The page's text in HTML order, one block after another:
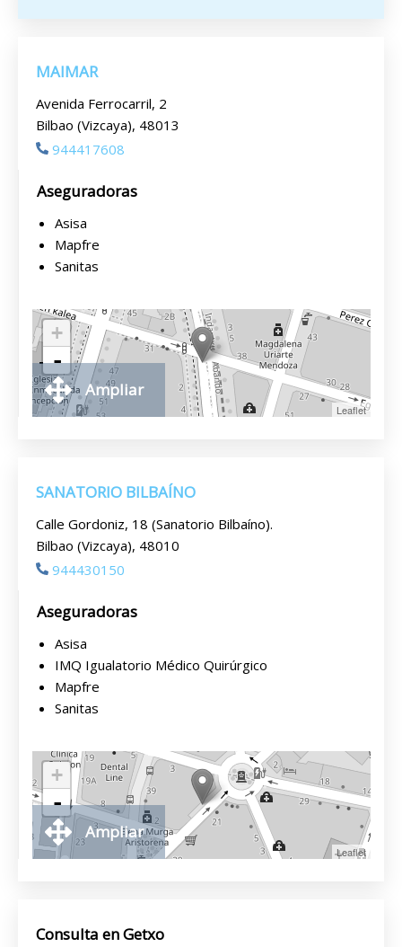
MAIMAR
Avenida Ferrocarril, 2
Bilbao (Vizcaya), 48013
944417608
Aseguradoras
Asisa
Mapfre
Sanitas
+
-
Leaflet
Ampliar
SANATORIO BILBAÍNO
Calle Gordoniz, 18 (Sanatorio Bilbaíno).
Bilbao (Vizcaya), 48010
944430150
Aseguradoras
Asisa
IMQ Igualatorio Médico Quirúrgico
Mapfre
Sanitas
+
-
Leaflet
Ampliar
Consulta en Getxo